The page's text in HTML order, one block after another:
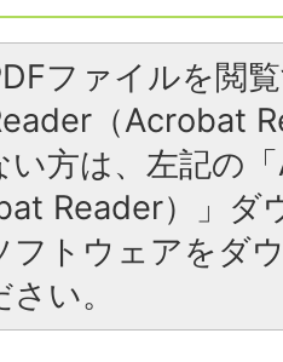
ファイルを閲
（Acrobat
い方は、左記の
Reader）」ダ
フトウェアをダ
い。